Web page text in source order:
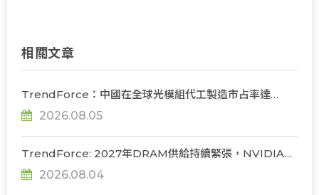
相關文章
TrendForce：中國在全球光模組代工製造市占率達
56%，若受禁令限制短期供應鏈難脫鉤
2026.08.05
TrendForce: 2027年DRAM供給持續緊張，NVIDIA評
估下調Rubin Ultra HBM配置
2026.08.04